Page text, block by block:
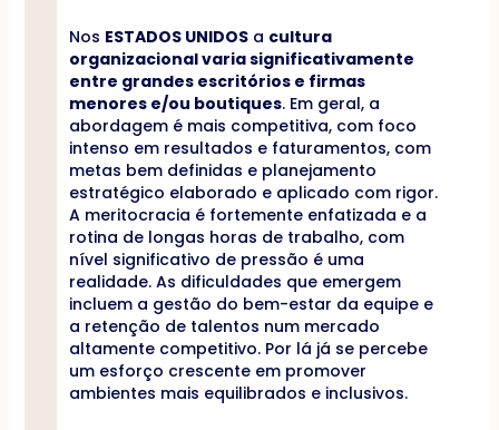
Nos ESTADOS UNIDOSa cultura
organizacional varia significativamente
entre grandes escritórios e firmas
menores e/ou boutiques. Em geral, a
abordagem é mais competitiva, com foco
intenso em resultados e faturamentos, com
metas bem definidas e planejamento
estratégico elaborado e aplicado com rigor.
A meritocracia é fortemente enfatizada e a
rotina de longas horas de trabalho, com
nível significativo de pressão é uma
realidade. As dificuldades que emergem
incluem a gestão do bem-estar da equipe e
a retenção de talentos num mercado
altamente competitivo. Por lá já se percebe
um esforço crescente em promover
ambientes mais equilibrados e inclusivos.